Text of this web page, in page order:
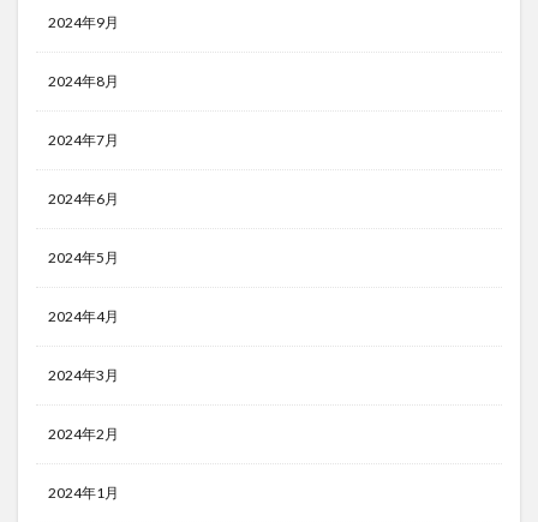
2024年9月
2024年8月
2024年7月
2024年6月
2024年5月
2024年4月
2024年3月
2024年2月
2024年1月